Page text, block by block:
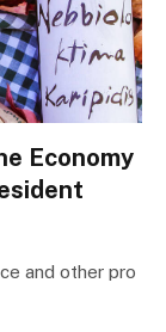
Economy
and other pro